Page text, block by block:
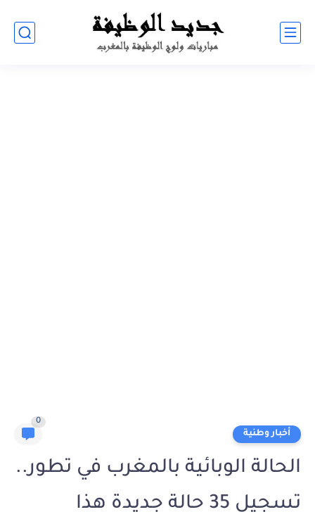
أخبار وطنية
0
الحالة الوبائية بالمغرب في تطور..
تسجيل 35 حالة جديدة هذا